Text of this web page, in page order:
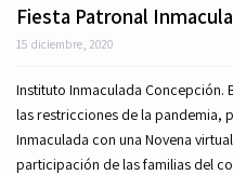
Fiesta Patronal
15 diciembre, 2020
Instituto Inmaculada Concepción.
las restricciones de la pandemia,
Inmaculada con una Novena
participación de las familias del